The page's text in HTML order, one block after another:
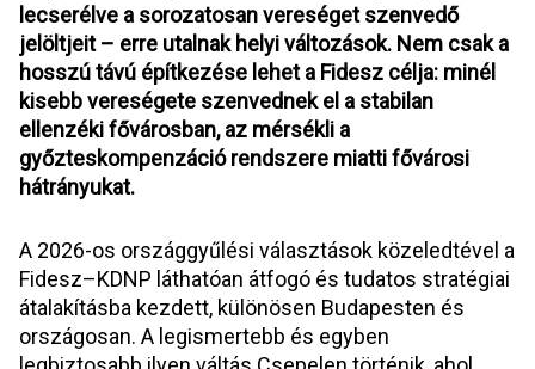
lecserélve a sorozatosan vereséget szenvedő
jelöltjeit – erre utalnak helyi változások. Nem csak a
hosszú távú építkezése lehet a Fidesz célja: minél
kisebb vereségete szenvednek el a stabilan
ellenzéki fővárosban, az mérsékli a
győzteskompenzáció rendszere miatti fővárosi
hátrányukat.
A 2026-os országgyűlési választások közeledtével a
Fidesz–KDNP láthatóan átfogó és tudatos stratégiai
átalakításba kezdett, különösen Budapesten és
országosan. A legismertebb és egyben